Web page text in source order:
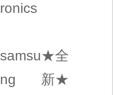
ronics
samsu
ng
★全
新★